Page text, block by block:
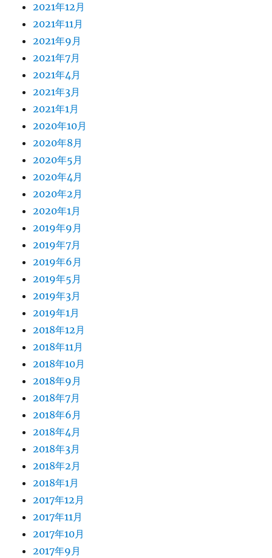
2021年12月
2021年11月
2021年9月
2021年7月
2021年4月
2021年3月
2021年1月
2020年10月
2020年8月
2020年5月
2020年4月
2020年2月
2020年1月
2019年9月
2019年7月
2019年6月
2019年5月
2019年3月
2019年1月
2018年12月
2018年11月
2018年10月
2018年9月
2018年7月
2018年6月
2018年4月
2018年3月
2018年2月
2018年1月
2017年12月
2017年11月
2017年10月
2017年9月